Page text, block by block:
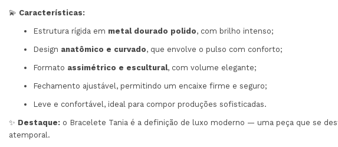
💫 Características:
Estrutura rígida em metal dourado polido, com brilho intenso;
Design anatômico e curvado, que envolve o pulso com conforto;
Formato assimétrico e escultural, com volume elegante;
Fechamento ajustável, permitindo um encaixe firme e seguro;
Leve e confortável, ideal para compor produções sofisticadas.
✨ Destaque: o Bracelete Tania é a definição de luxo moderno — uma peça que se
atemporal.